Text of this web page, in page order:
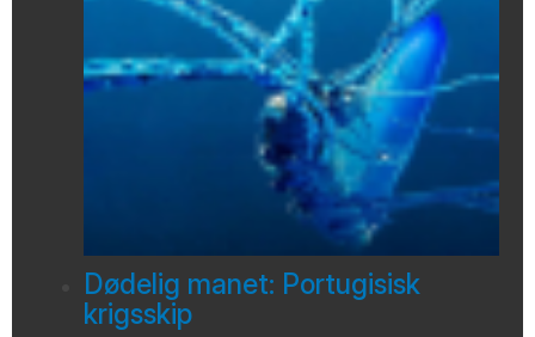
Dødelig manet: Portugisisk
krigsskip